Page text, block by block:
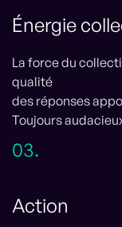
Énergie
La force du
qualité
des réponses
Toujours
03.
Action